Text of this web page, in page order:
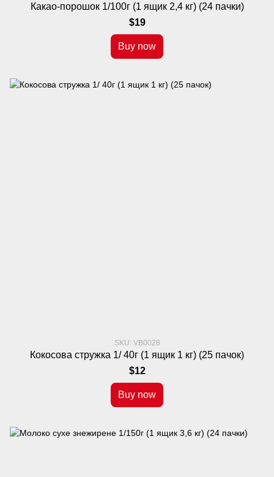
Какао-порошок 1/100г (1 ящик 2,4 кг) (24 пачки)
$19
Buy now
SKU: VB0028
Кокосова стружка 1/ 40г (1 ящик 1 кг) (25 пачок)
$12
Buy now